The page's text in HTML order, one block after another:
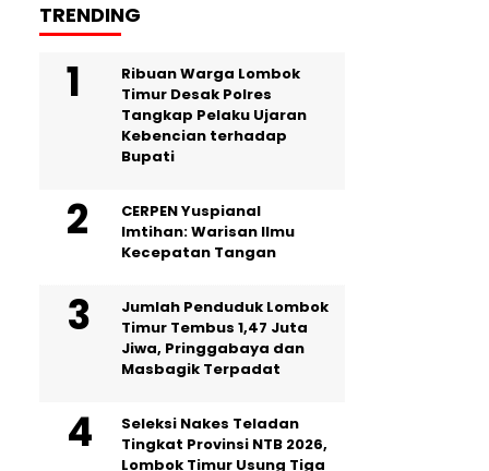
TRENDING
Ribuan Warga Lombok
Timur Desak Polres
Tangkap Pelaku Ujaran
Kebencian terhadap
Bupati
CERPEN Yuspianal
Imtihan: Warisan Ilmu
Kecepatan Tangan
Jumlah Penduduk Lombok
Timur Tembus 1,47 Juta
Jiwa, Pringgabaya dan
Masbagik Terpadat
Seleksi Nakes Teladan
Tingkat Provinsi NTB 2026,
Lombok Timur Usung Tiga